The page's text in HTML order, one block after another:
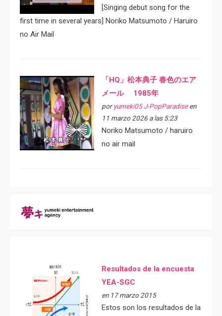
[Singing debut song for the
first time in several years] Noriko Matsumoto / Haruiro
no Air Mail
「HQ」松本典子 春色のエア
メール 1985年
por yumeki05 J-PopParadiseen
11 marzo 2026 a las 5:23
Noriko Matsumoto / haruiro
no air mail
Resultados de la encuesta
YEA-SGC
en 17 marzo 2015
Estos son los resultados de la